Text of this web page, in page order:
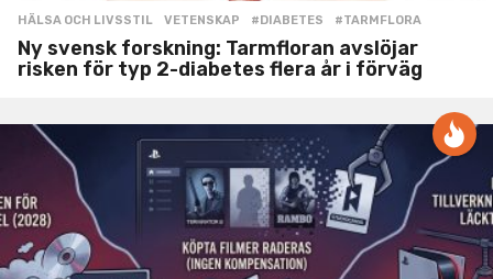
HÄLSA OCH LIVSSTIL ,VETENSKAP #DIABETES ,#TARMFLORA
Ny svensk forskning: Tarmfloran avslöjar
risken för typ 2-diabetes flera år i förväg